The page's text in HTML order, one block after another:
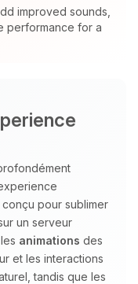
improved sounds,
performance for a
pour sublimer
un serveur
animations des
et les interactions
tandis que les
mes